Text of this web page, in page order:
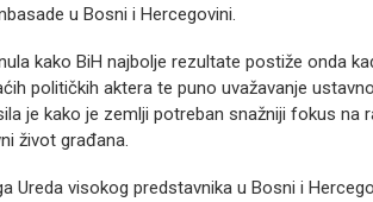
u Bosni i Hercegovini.
kako BiH najbolje rezultate postiže onda
političkih aktera te puno uvažavanje
je kako je zemlji potreban snažniji fokus na
život građana.
Ureda visokog predstavnika u Bosni i